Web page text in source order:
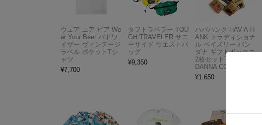
ウェア ユア ビア We
ar Your Beer バドワ
イザー ヴィンテージ
ラベル ポケットTシ
ャツ
¥7,700
タフトラベラー TOU
GH TRAVELER サニ
ーサイド ウエストバ
ッグ
¥9,350
ハバハンク HAV-A-H
ANK トラディショナ
ル ペイズリー バン
ダナ ギフトボックス
2枚セットTHE BAN
DANNA COMPANY
¥1,650